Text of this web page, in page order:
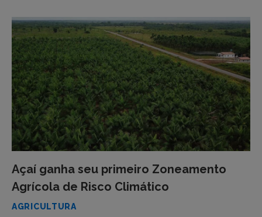
Açaí ganha seu primeiro Zoneamento
Agrícola de Risco Climático
AGRICULTURA